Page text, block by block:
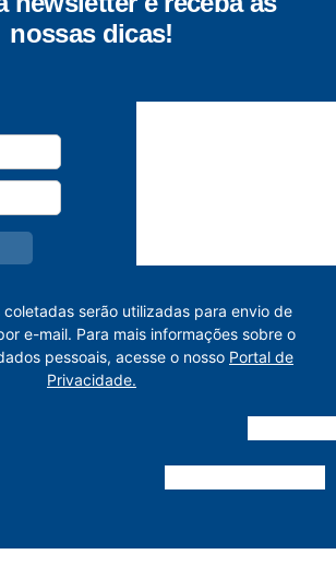
nossas dicas!
coletadas serão utilizadas para envio de
e-mail. Para mais informações sobre o
pessoais, acesse o nosso Portal de
Privacidade.